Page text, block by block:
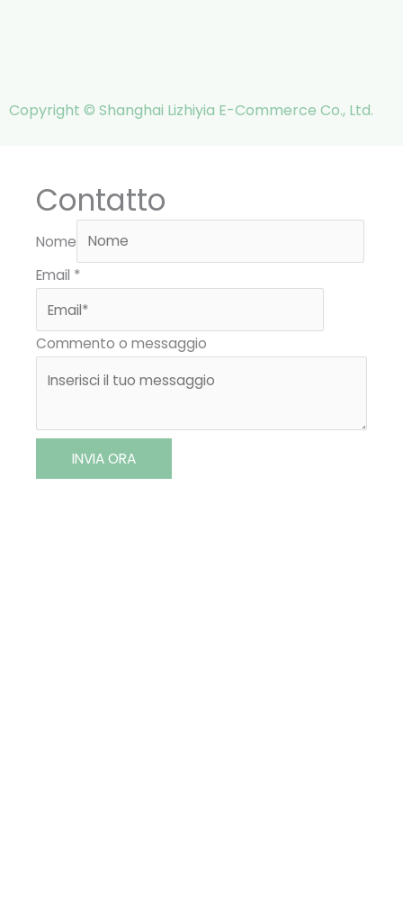
Copyright © Shanghai Lizhiyia E-Commerce Co., Ltd.
Contatto
Nome
Email *
Commento o messaggio
INVIA ORA